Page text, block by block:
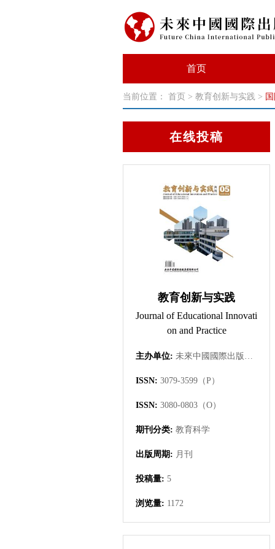
首页
当前位置： 首页 > 教育创新与实践 >
在线投稿
教育创新与实践
Journal of Educational Innovati
on and Practice
主办单位: 未來中國國際出版集團有限公司
ISSN: 3079-3599（P）
ISSN: 3080-0803（O）
期刊分类: 教育科学
出版周期: 月刊
投稿量: 5
浏览量: 1172